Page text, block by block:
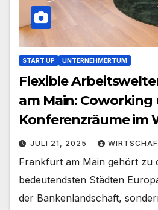
START UP UNTERNEHMERTUM
Flexible
am Main: Coworking
Konferenzräume im
JULI 21, 2025
Frankfurt am Main gehört zu
bedeutendsten Städten
der Bankenlandschaft,